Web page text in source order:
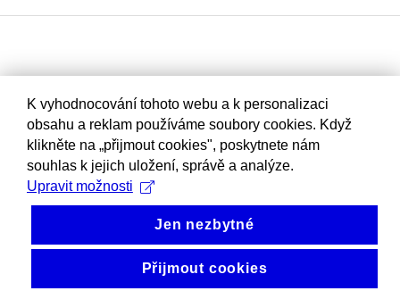
K vyhodnocování tohoto webu a k personalizaci
obsahu a reklam používáme soubory cookies. Když
klikněte na „přijmout cookies", poskytnete nám
souhlas k jejich uložení, správě a analýze.
Upravit možnosti
Jen nezbytné
Přijmout cookies